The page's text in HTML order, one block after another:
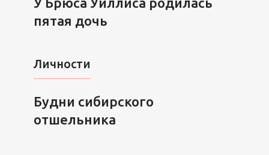
пятая дочь
Личности
Будни сибирского
отшельника